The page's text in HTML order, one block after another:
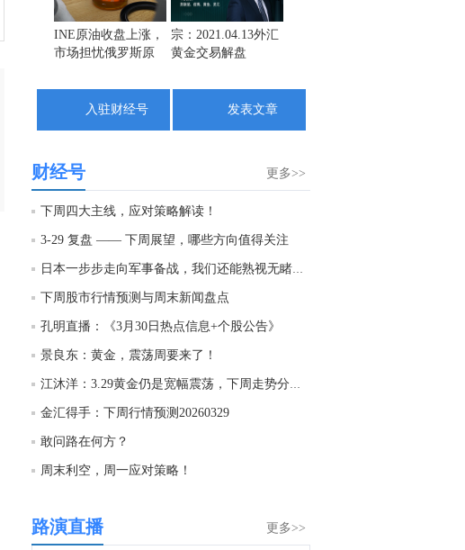
10:01:04
据以色列广播局：美国正施压以色列在加沙地区启动为期两周的停火，以实施解除哈马斯武装的计划。
09:11:37
INE原油收盘上涨，
市场担忧俄罗斯原
宗：2021.04.13外汇
黄金交易解盘
入驻财经号 发表文章
更多>>
财经号
下周四大主线，应对策略解读！
3-29 复盘 —— 下周展望，哪些方向值得关注
日本一步步走向军事备战，我们还能熟视无睹吗？
下周股市行情预测与周末新闻盘点
孔明直播：《3月30日热点信息+个股公告》
景良东：黄金，震荡周要来了！
江沐洋：3.29黄金仍是宽幅震荡，下周走势分析操作建议
金汇得手：下周行情预测20260329
敢问路在何方？
周末利空，周一应对策略！
更多>>
路演直播